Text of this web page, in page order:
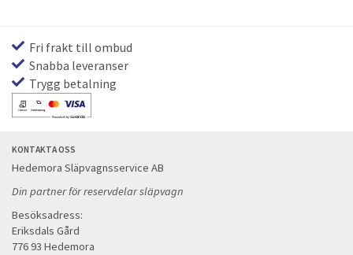
Fri frakt till ombud
Snabba leveranser
Trygg betalning
KONTAKTA OSS
Hedemora Släpvagnsservice AB
Din partner för reservdelar släpvagn
Besöksadress:
Eriksdals Gård
776 93 Hedemora